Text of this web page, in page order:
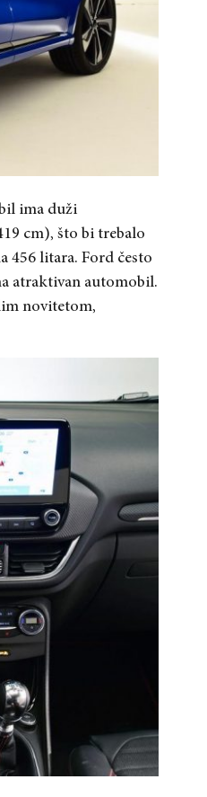
ima duži
cm), što bi trebalo
456 litara. Ford često
atraktivan automobil.
novitetom,